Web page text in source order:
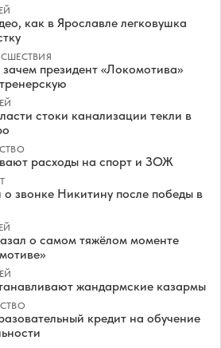
как в Ярославле легковушка
президент «Локомотива»
стоки канализации текли в
расходы на спорт и ЗОЖ
звонке Никитину после победы в
о самом тяжёлом моменте
жандармские казармы
кредит на обучение